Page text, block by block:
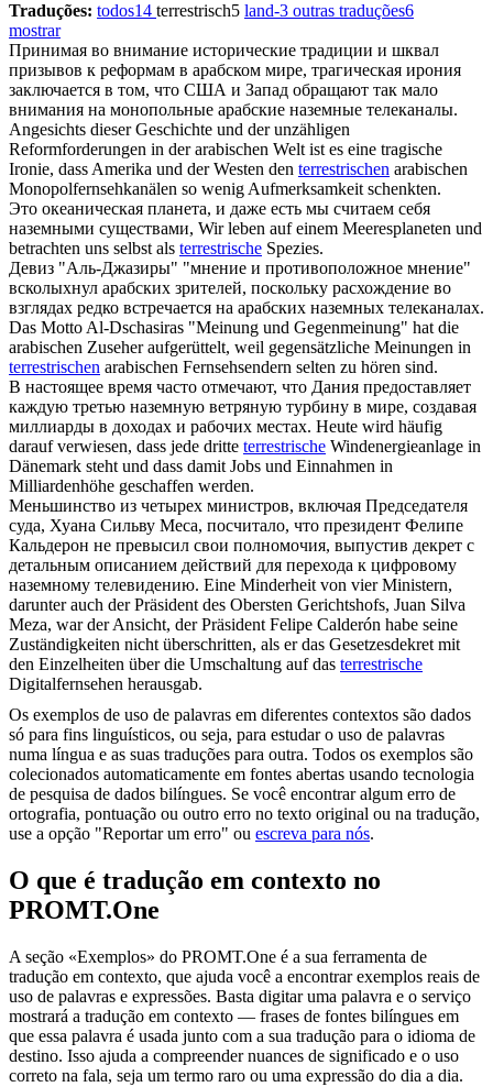
Traduções: todos14 terrestrisch5 land-3 outras traduções6
mostrar
Принимая во внимание исторические традиции и шквал
призывов к реформам в арабском мире, трагическая ирония
заключается в том, что США и Запад обращают так мало
внимания на монопольные арабские наземные телеканалы.
Angesichts dieser Geschichte und der unzähligen
Reformforderungen in der arabischen Welt ist es eine tragische
Ironie, dass Amerika und der Westen den terrestrischen arabischen
Monopolfernsehkanälen so wenig Aufmerksamkeit schenkten.
Это океаническая планета, и даже есть мы считаем себя
наземными существами, Wir leben auf einem Meeresplaneten und
betrachten uns selbst als terrestrische Spezies.
Девиз "Аль-Джазиры" "мнение и противоположное мнение"
всколыхнул арабских зрителей, поскольку расхождение во
взглядах редко встречается на арабских наземных телеканалах.
Das Motto Al-Dschasiras "Meinung und Gegenmeinung" hat die
arabischen Zuseher aufgerüttelt, weil gegensätzliche Meinungen in
terrestrischen arabischen Fernsehsendern selten zu hören sind.
В настоящее время часто отмечают, что Дания предоставляет
каждую третью наземную ветряную турбину в мире, создавая
миллиарды в доходах и рабочих местах. Heute wird häufig
darauf verwiesen, dass jede dritte terrestrische Windenergieanlage in
Dänemark steht und dass damit Jobs und Einnahmen in
Milliardenhöhe geschaffen werden.
Меньшинство из четырех министров, включая Председателя
суда, Хуана Сильву Меса, посчитало, что президент Фелипе
Кальдерон не превысил свои полномочия, выпустив декрет с
детальным описанием действий для перехода к цифровому
наземному телевидению. Eine Minderheit von vier Ministern,
darunter auch der Präsident des Obersten Gerichtshofs, Juan Silva
Meza, war der Ansicht, der Präsident Felipe Calderón habe seine
Zuständigkeiten nicht überschritten, als er das Gesetzesdekret mit
den Einzelheiten über die Umschaltung auf das terrestrische
Digitalfernsehen herausgab.
Os exemplos de uso de palavras em diferentes contextos são dados
só para fins linguísticos, ou seja, para estudar o uso de palavras
numa língua e as suas traduções para outra. Todos os exemplos são
colecionados automaticamente em fontes abertas usando tecnologia
de pesquisa de dados bilíngues. Se você encontrar algum erro de
ortografia, pontuação ou outro erro no texto original ou na tradução,
use a opção "Reportar um erro" ou escreva para nós.
O que é tradução em contexto no
PROMT.One
A seção «Exemplos» do PROMT.One é a sua ferramenta de
tradução em contexto, que ajuda você a encontrar exemplos reais de
uso de palavras e expressões. Basta digitar uma palavra e o serviço
mostrará a tradução em contexto — frases de fontes bilíngues em
que essa palavra é usada junto com a sua tradução para o idioma de
destino. Isso ajuda a compreender nuances de significado e o uso
correto na fala, seja um termo raro ou uma expressão do dia a dia.